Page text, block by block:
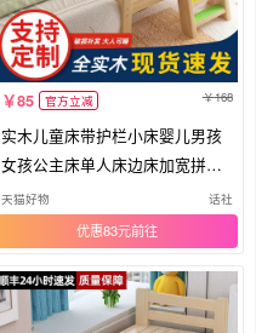
85 官方立减 168
实木儿童床带护栏小床婴儿男孩
女孩公主床单人床边床加宽拼接
大床
天猫好物 话社
优惠83元